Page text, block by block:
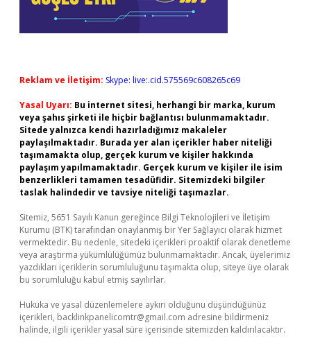
Reklam ve İletişim: Skype: live:.cid.575569c608265c69
Yasal Uyarı: Bu internet sitesi, herhangi bir marka, kurum
veya şahıs şirketi ile hiçbir bağlantısı bulunmamaktadır.
Sitede yalnızca kendi hazırladığımız makaleler
paylaşılmaktadır. Burada yer alan içerikler haber niteliği
taşımamakta olup, gerçek kurum ve kişiler hakkında
paylaşım yapılmamaktadır. Gerçek kurum ve kişiler ile isim
benzerlikleri tamamen tesadüfidir. Sitemizdeki bilgiler
taslak halindedir ve tavsiye niteliği taşımazlar.
Sitemiz, 5651 Sayılı Kanun gereğince Bilgi Teknolojileri ve İletişim
Kurumu (BTK) tarafından onaylanmış bir Yer Sağlayıcı olarak hizmet
vermektedir. Bu nedenle, sitedeki içerikleri proaktif olarak denetleme
veya araştırma yükümlülüğümüz bulunmamaktadır. Ancak, üyelerimiz
yazdıkları içeriklerin sorumluluğunu taşımakta olup, siteye üye olarak
bu sorumluluğu kabul etmiş sayılırlar.
Hukuka ve yasal düzenlemelere aykırı olduğunu düşündüğünüz
içerikleri, backlinkpanelicomtr@gmail.com adresine bildirmeniz
halinde, ilgili içerikler yasal süre içerisinde sitemizden kaldırılacaktır.